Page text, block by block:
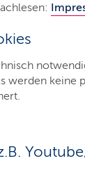
werden keine